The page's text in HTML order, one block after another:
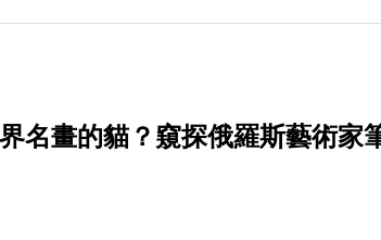
名畫的貓？窺探俄羅斯藝術家